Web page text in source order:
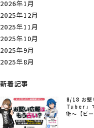
2026年1月
2025年12月
2025年11月
2025年10月
2025年9月
2025年8月
新着記事
8/18 お堅
Tuber」
術～【ビ